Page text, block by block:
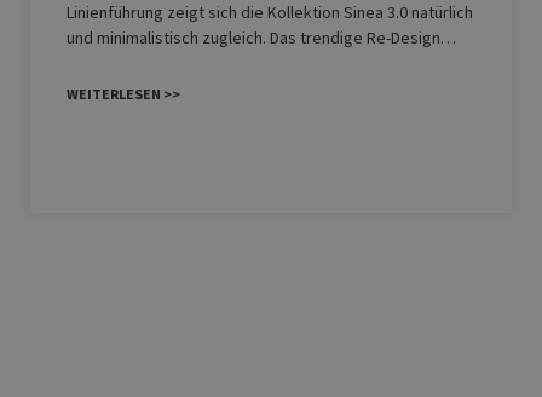
Linienführung zeigt sich die Kollektion Sinea 3.0 natürlich
und minimalistisch zugleich. Das trendige Re-Design…
WEITERLESEN >>